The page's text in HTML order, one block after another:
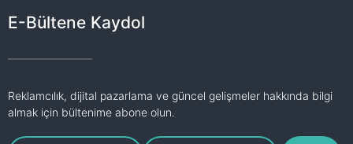
E-Bültene Kaydol
Reklamcılık, dijital pazarlama ve güncel gelişmeler hakkında bilgi
almak için bültenime abone olun.